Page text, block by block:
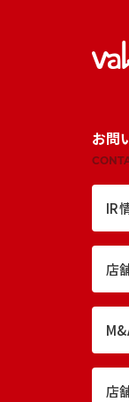
お問
IR
店
店